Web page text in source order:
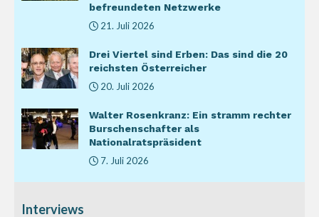
befreundeten Netzwerke
21. Juli 2026
Drei Viertel sind Erben: Das sind die 20
reichsten Österreicher
20. Juli 2026
Walter Rosenkranz: Ein stramm rechter
Burschenschafter als
Nationalratspräsident
7. Juli 2026
Interviews